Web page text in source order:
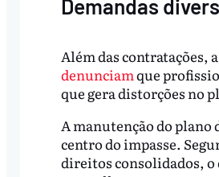
Demandas
Além das contratações,
denunciamque
que gera distorções no
A manutenção do plano
centro do impasse.
direitos consolidados, o